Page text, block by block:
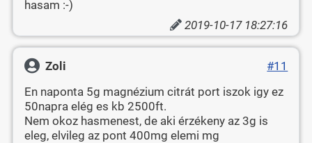
hasam :-)
2019-10-17 18:27:16
Zoli
#11
En naponta 5g magnézium citrát port iszok igy ez
50napra elég es kb 2500ft.
Nem okoz hasmenest, de aki érzékeny az 3g is
eleg, elvileg az pont 400mg elemi mg